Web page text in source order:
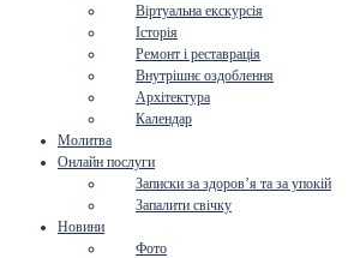
Віртуальна екскурсія
Історія
Ремонт і реставрація
Внутрішнє оздоблення
Архітектура
Календар
Молитва
Онлайн послуги
Записки за здоров’я та за упокій
Запалити свічку
Новини
Фото